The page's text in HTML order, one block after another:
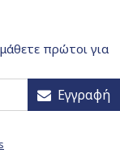
πρώτοι για
Εγγραφή